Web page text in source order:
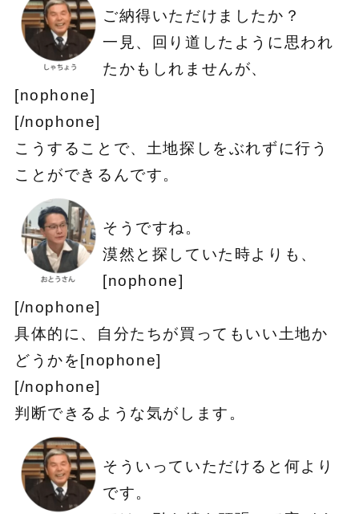
ご納得いただけましたか？
一見、回り道したように思われ
たかもしれませんが、
[nophone]
[/nophone]
こうすることで、土地探しをぶれずに行う
ことができるんです。
そうですね。
漠然と探していた時よりも、
[nophone]
[/nophone]
具体的に、自分たちが買ってもいい土地か
どうかを[nophone]
[/nophone]
判断できるような気がします。
そういっていただけると何より
です。